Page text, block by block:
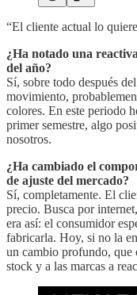
“El cliente actual lo
¿Ha notado una
del año?
Sí, sobre todo después
movimiento,
colores. En este periodo
primer semestre, algo
nosotros.
¿Ha cambiado el
de ajuste del mercado?
Sí, completamente. El
precio. Busca por
era así: el consumidor
fabricarla. Hoy, si no la
un cambio profundo, que
stock y a las marcas a